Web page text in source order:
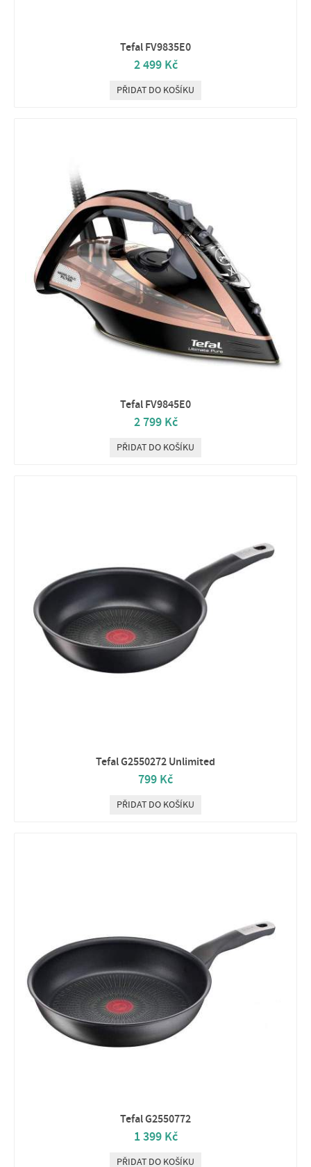
Tefal FV9835E0
2 499 Kč
PŘIDAT DO KOŠÍKU
Tefal FV9845E0
2 799 Kč
PŘIDAT DO KOŠÍKU
Tefal G2550272 Unlimited
799 Kč
PŘIDAT DO KOŠÍKU
Tefal G2550772
1 399 Kč
PŘIDAT DO KOŠÍKU